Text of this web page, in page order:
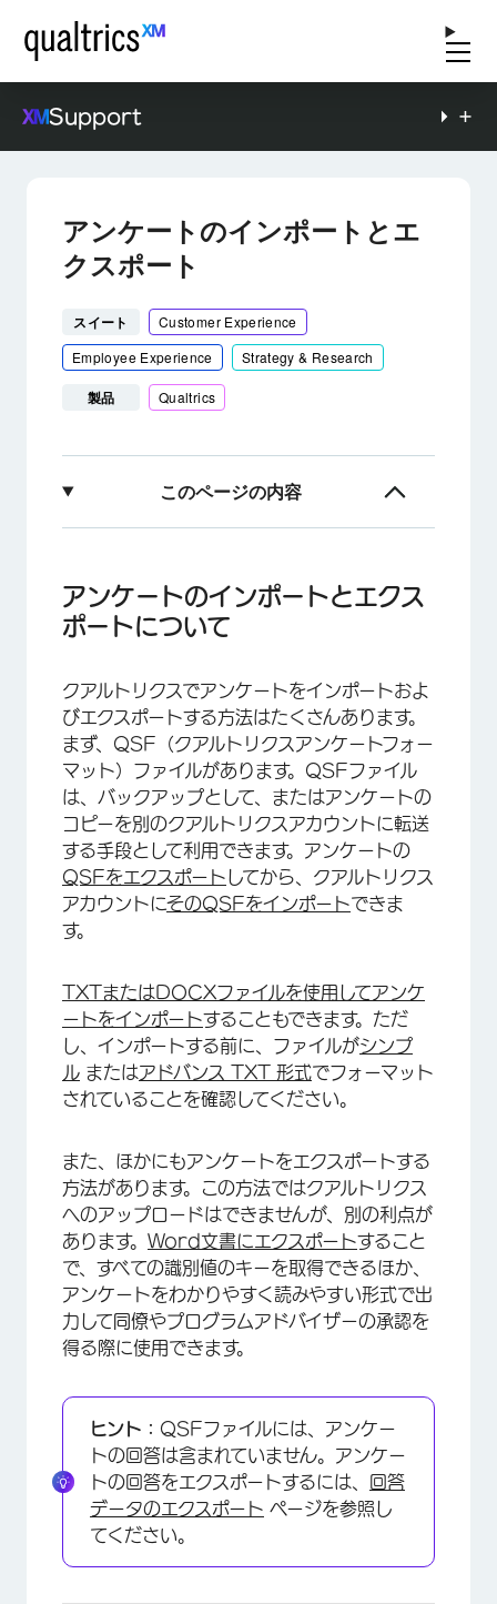
Support
アンケートのインポートとエ
クスポート
スイート
Customer Experience
Employee Experience
Strategy & Research
製品 Qualtrics
このページの内容
アンケートをQSFとしてエクスポート
QSFアンケートのインポート
高度な形式のTXTまたはDOCXファイルの準備
TXTまたはDOCXアンケートのインポート
アンケートをWord文書としてエクスポート
FAQs
アンケートのインポートとエクス
ポートについて
クアルトリクスでアンケートをインポートおよ
びエクスポートする方法はたくさんあります。
まず、QSF（クアルトリクスアンケートフォー
マット）ファイルがあります。QSFファイル
は、バックアップとして、またはアンケートの
コピーを別のクアルトリクスアカウントに転送
する手段として利用できます。アンケートの
QSFをエクスポートしてから、クアルトリクス
アカウントにそのQSFをインポートできま
す。
TXTまたはDOCXファイルを使用してアンケ
ートをインポートすることもできます。ただ
し、インポートする前に、ファイルがシンプ
ル またはアドバンス TXT 形式でフォーマット
されていることを確認してください。
また、ほかにもアンケートをエクスポートする
方法があります。この方法ではクアルトリクス
へのアップロードはできませんが、別の利点が
あります。 Word文書にエクスポートすること
で、すべての識別値のキーを取得できるほか、
アンケートをわかりやすく読みやすい形式で出
力して同僚やプログラムアドバイザーの承認を
得る際に使用できます。
ヒント： QSFファイルには、アンケー
トの回答は含まれていません。アンケー
トの回答をエクスポートするには、
回答
データのエクスポート ページを参照し
てください。